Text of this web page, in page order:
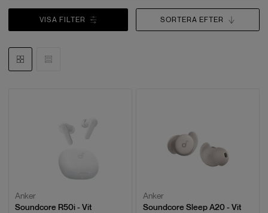
VISA FILTER SORTERA EFTER
Anker
Soundcore R50i - Vit
Anker
Soundcore Sleep A20 - Vit